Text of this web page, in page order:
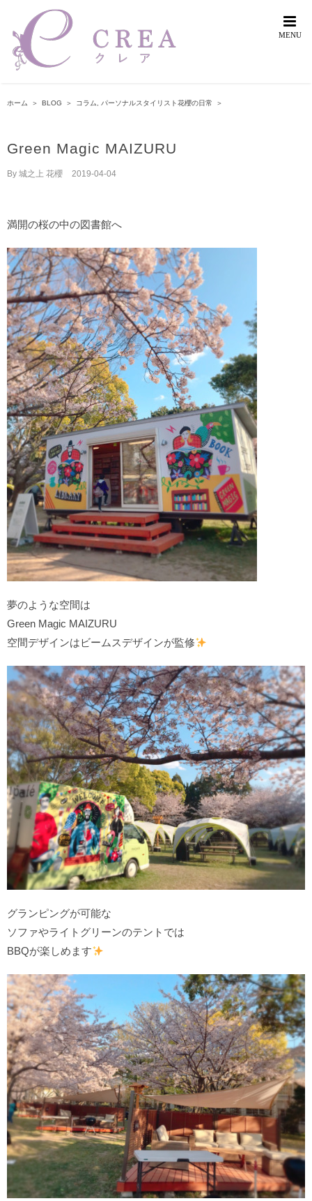
content
ホーム ＞ BLOG ＞ コラム パーソナルスタイリスト花櫻の日常 ＞
Green Magic MAIZURU
By 城之上 花櫻 2019-04-04
満開の桜の中の図書館へ
夢のような空間は
Green Magic MAIZURU
空間デザインはビームスデザインが監修
グランピングが可能な
ソファやライトグリーンのテントでは
BBQが楽しめます